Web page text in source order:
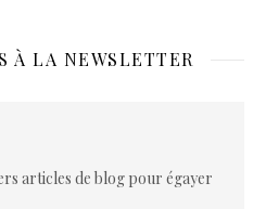
À LA NEWSLETTER
articles de blog pour égayer